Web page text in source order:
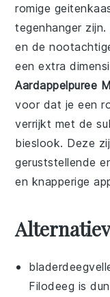
romige
tegenhanger
en de
een extra
Aardappelpuree
voor dat je een
verrijkt met de
bieslook. Deze
geruststellende
en knapperige
Filodeeg is